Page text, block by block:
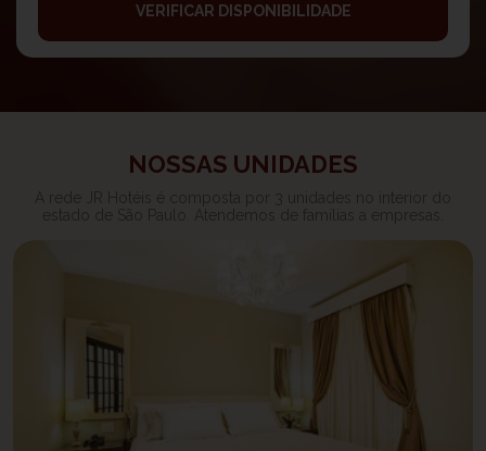
VERIFICAR DISPONIBILIDADE
NOSSAS UNIDADES
A rede JR Hotéis é composta por 3 unidades no interior do
estado de São Paulo. Atendemos de famílias a empresas.